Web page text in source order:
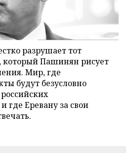
разрушает тот
который Пашинян рисует
Мир, где
будут безусловно
где Еревану за свои